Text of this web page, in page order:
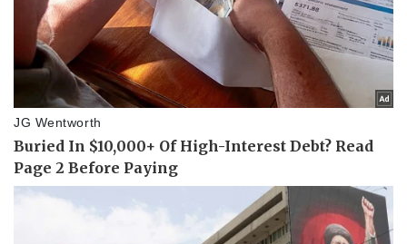
Pháp luật
Vụ án
Tư vấn luật
Quân sự - Quốc phòng
Việt Nam
Phân tích